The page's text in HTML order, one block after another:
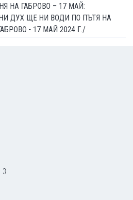
НА ГАБРОВО – 17 МАЙ:
ДУХ ЩЕ НИ ВОДИ ПО ПЪТЯ НА
- 17 МАЙ 2024 Г./
3